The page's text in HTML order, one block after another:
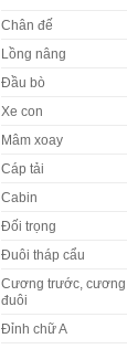
Chân đế
Lồng nâng
Đầu bò
Xe con
Mâm xoay
Cáp tải
Cabin
Đối trọng
Đuôi tháp cẩu
Cương trước,
đuôi
Đỉnh chữ A